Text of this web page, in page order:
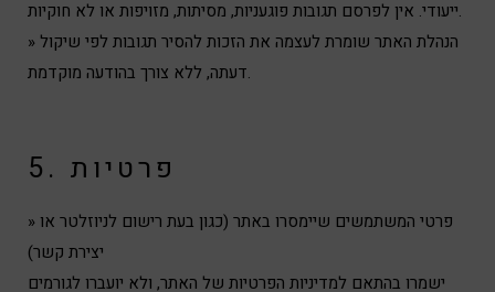
ייעודי. אין לפרסם תגובות פוגעניות, מסיתות, מזויפות או לא חוקיות.
» הנהלת האתר שומרת לעצמה את הזכות להסיר תגובות לפי שיקול
דעתה, ללא צורך בהודעה מוקדמת.
5. פרטיות
» פרטי המשתמשים שיימסרו באתר (כגון בעת רישום לניוזלטר או
יצירת קשר)
ישמרו בהתאם למדיניות הפרטיות של האתר, ולא יועברו לגורמים